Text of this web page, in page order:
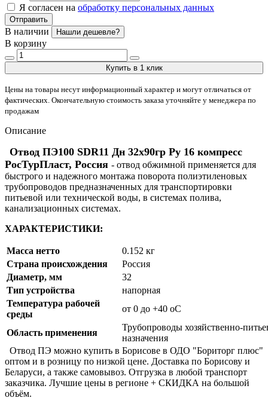
Я согласен на обработку персональных данных
Отправить
В наличии Нашли дешевле?
В корзину
Купить в 1 клик
Цены на товары несут информационный характер и могут отличаться от
фактических. Окончательную стоимость заказа уточняйте у менеджера по
продажам
Описание
Отвод ПЭ100 SDR11 Дн 32х90гр Ру 16 компресс
РосТурПласт, Россия - отвод обжимной применяется для
быстрого и надежного монтажа поворота полиэтиленовых
трубопроводов предназначенных для транспортировки
питьевой или технической воды, в системах полива,
канализационных системах.
ХАРАКТЕРИСТИКИ:
Масса нетто
0.152 кг
Страна происхождения
Россия
Диаметр, мм
32
Тип устройства
напорная
Температура рабочей
среды
от 0 до +40 oC
Область применения
Трубопроводы хозяйственно-
назначения
Отвод ПЭ можно купить в Борисове в ОДО "Бориторг плюс"
оптом и в розницу по низкой цене. Доставка по Борисову и
Беларуси, а также самовывоз. Отгрузка в любой транспорт
заказчика. Лучшие цены в регионе + СКИДКА на большой
объём.